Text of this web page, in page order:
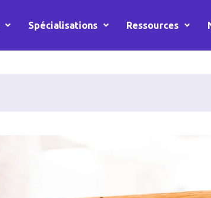
Spécialisations Ressources